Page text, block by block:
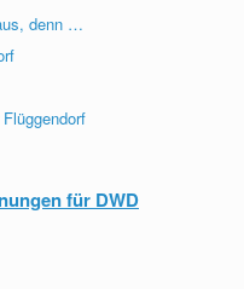
denn …
für DWD